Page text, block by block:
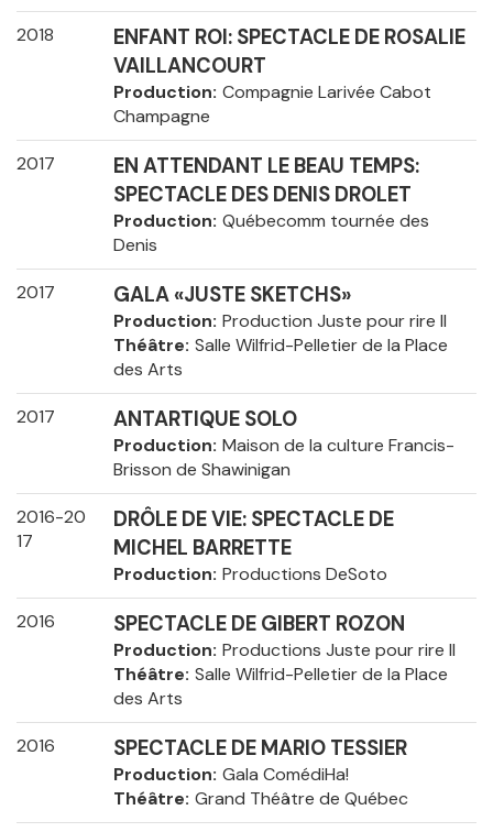
2018
ENFANT ROI: SPECTACLE DE ROSALIE
VAILLANCOURT
Production Compagnie Larivée Cabot
Champagne
2017
EN ATTENDANT LE BEAU TEMPS:
SPECTACLE DES DENIS DROLET
Production Québecomm tournée des
Denis
2017 GALA «JUSTE SKETCHS»
Production Production Juste pour rire II
Théâtre Salle Wilfrid-Pelletier de la Place
des Arts
2017 ANTARTIQUE SOLO
Production Maison de la culture Francis-
Brisson de Shawinigan
2016-20
17
DRÔLE DE VIE: SPECTACLE DE
MICHEL BARRETTE
Production Productions DeSoto
2016 SPECTACLE DE GIBERT ROZON
Production Productions Juste pour rire II
Théâtre Salle Wilfrid-Pelletier de la Place
des Arts
2016 SPECTACLE DE MARIO TESSIER
Production Gala ComédiHa!
Théâtre Grand Théâtre de Québec